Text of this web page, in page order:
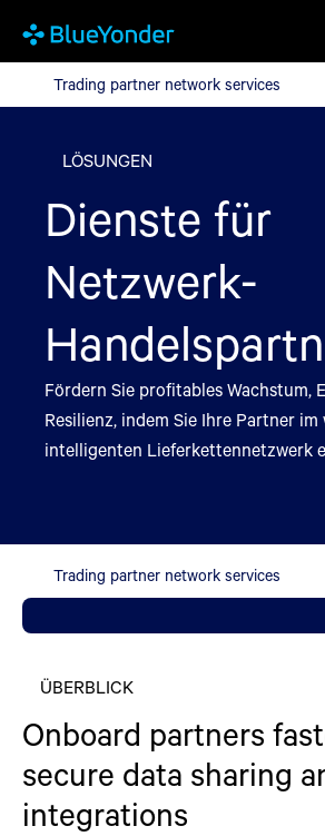
Trading partner network services
Trading partner network services
LÖSUNGEN
Dienste für
Netzwerk-
Fördern Sie profitables Wachstum,
Resilienz, indem Sie Ihre Partner
intelligenten Lieferkettennetzwerk
Trading partner network services
ÜBERBLICK
Onboard partners
secure data sharing
integrations